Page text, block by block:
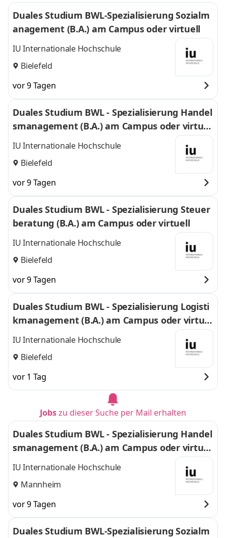
Duales Studium BWL-Spezialisierung Sozialm
anagement (B.A.) am Campus oder virtuell
IU Internationale Hochschule
Bielefeld
vor 9 Tagen
Duales Studium BWL - Spezialisierung Handel
smanagement (B.A.) am Campus oder virtuel
l
IU Internationale Hochschule
Bielefeld
vor 9 Tagen
Duales Studium BWL - Spezialisierung Steuer
beratung (B.A.) am Campus oder virtuell
IU Internationale Hochschule
Bielefeld
vor 9 Tagen
Duales Studium BWL - Spezialisierung Logisti
kmanagement (B.A.) am Campus oder virtuel
l
IU Internationale Hochschule
Bielefeld
vor 1 Tag
Jobszu dieser Suche per Mail erhalten
Duales Studium BWL - Spezialisierung Handel
smanagement (B.A.) am Campus oder virtuel
l
IU Internationale Hochschule
Mannheim
vor 9 Tagen
Duales Studium BWL-Spezialisierung Sozialm